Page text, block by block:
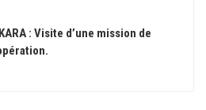
: Visite d’une mission de